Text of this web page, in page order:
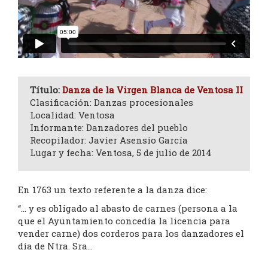
Título: Danza de la Virgen Blanca de Ventosa II
Clasificación: Danzas procesionales
Localidad: Ventosa
Informante: Danzadores del pueblo
Recopilador: Javier Asensio García
Lugar y fecha: Ventosa, 5 de julio de 2014
En 1763 un texto referente a la danza dice:
“… y es obligado al abasto de carnes (persona a la
que el Ayuntamiento concedía la licencia para
vender carne) dos corderos para los danzadores el
día de Ntra. Sra…